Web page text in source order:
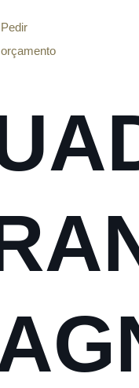
Pedir
orçamento